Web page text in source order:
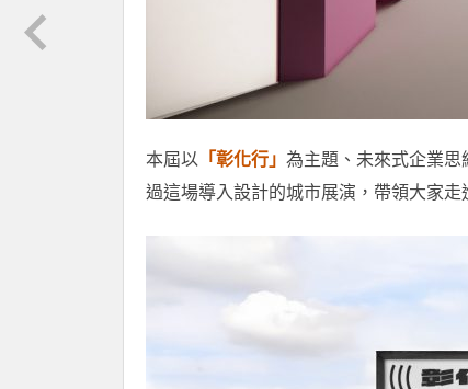
本屆以 「彰化行」 為主題、未來式企業思
過這場導入設計的城市展演，帶領大家